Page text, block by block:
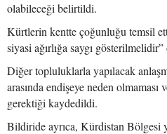
olabileceği belirtildi.
Kürtlerin kentte çoğunluğu temsil
siyasi ağırlığa saygı
Diğer topluluklarla yapılacak
arasında endişeye neden
gerektiği kaydedildi.
Bildiride ayrıca, Kürdistan Bölgesi